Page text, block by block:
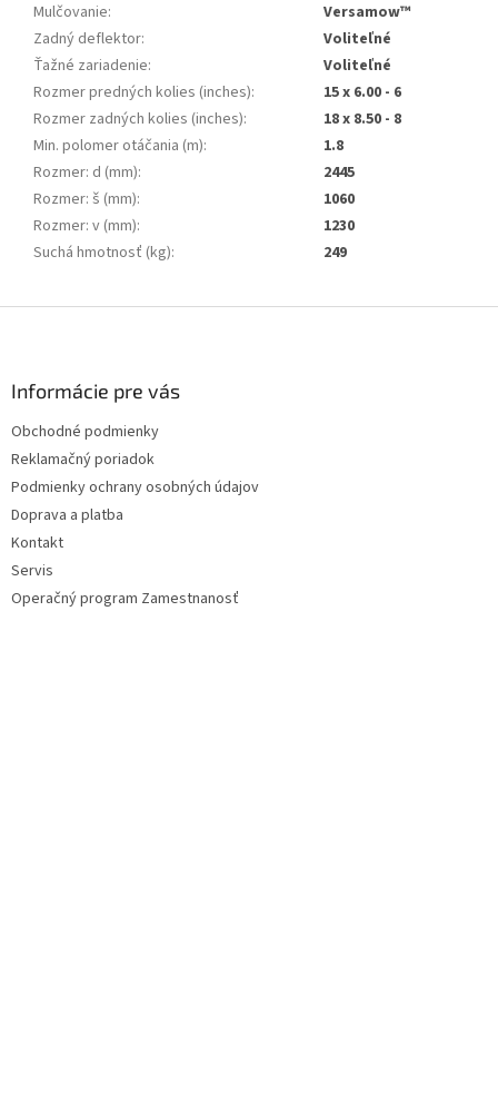
Mulčovanie:
Versamow™
Zadný deflektor:
Voliteľné
Ťažné zariadenie:
Voliteľné
Rozmer predných kolies (inches):
15 x 6.00 - 6
Rozmer zadných kolies (inches):
18 x 8.50 - 8
Min. polomer otáčania (m):
1.8
Rozmer: d (mm):
2445
Rozmer: š (mm):
1060
Rozmer: v (mm):
1230
Suchá hmotnosť (kg): 249
Informácie pre vás
Obchodné podmienky
Reklamačný poriadok
Podmienky ochrany osobných údajov
Doprava a platba
Kontakt
Servis
Operačný program Zamestnanosť